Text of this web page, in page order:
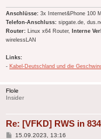
Anschlüsse: 3x Internet&Phone 100
Telefon-Anschluss: sipgate.de,
Router: Linux x64 Router, Interne
wirelessLAN
Links:
- Kabel-Deutschland und die
Flole
Insider
Re: [VFKD] RWS in
Beitrag
15.09.2023, 13:16